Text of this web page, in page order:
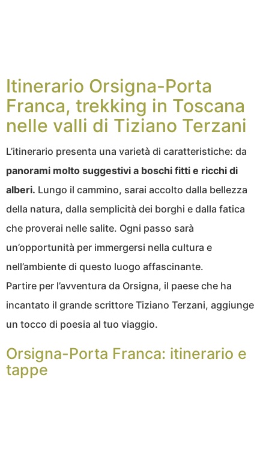
Itinerario Orsigna-Porta
Franca, trekking in Toscana
nelle valli di Tiziano Terzani
L’itinerario presenta una varietà di caratteristiche: da
panorami molto suggestivi a boschi fitti e ricchi di
alberi. Lungo il cammino, sarai accolto dalla bellezza
della natura, dalla semplicità dei borghi e dalla fatica
che proverai nelle salite. Ogni passo sarà
un’opportunità per immergersi nella cultura e
nell’ambiente di questo luogo affascinante.
Partire per l’avventura da Orsigna, il paese che ha
incantato il grande scrittore Tiziano Terzani, aggiunge
un tocco di poesia al tuo viaggio.
Orsigna-Porta Franca: itinerario e
tappe